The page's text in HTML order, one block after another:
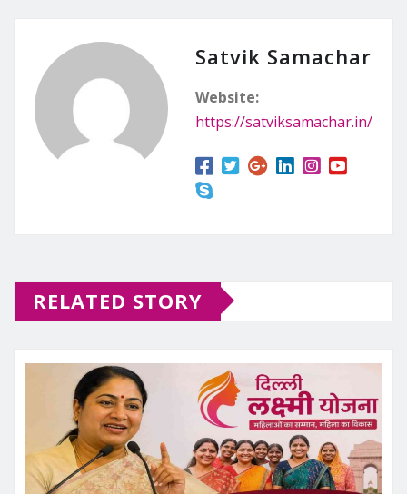
Satvik Samachar
Website:
https://satviksamachar.in/
RELATED STORY